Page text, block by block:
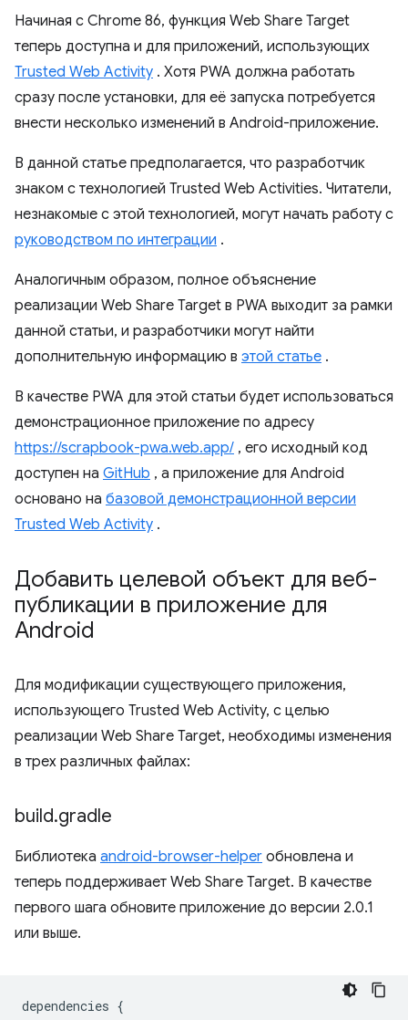
Начиная с Chrome 86, функция Web Share Target
теперь доступна и для приложений, использующих
Trusted Web Activity . Хотя PWA должна работать
сразу после установки, для её запуска потребуется
внести несколько изменений в Android-приложение.
В данной статье предполагается, что разработчик
знаком с технологией Trusted Web Activities. Читатели,
незнакомые с этой технологией, могут начать работу с
руководством по интеграции .
Аналогичным образом, полное объяснение
реализации Web Share Target в PWA выходит за рамки
данной статьи, и разработчики могут найти
дополнительную информацию в этой статье .
В качестве PWA для этой статьи будет использоваться
демонстрационное приложение по адресу
https://scrapbook-pwa.web.app/ , его исходный код
доступен на GitHub , а приложение для Android
основано на базовой демонстрационной версии
Trusted Web Activity .
Добавить целевой объект для веб-
публикации в приложение для
Android
Для модификации существующего приложения,
использующего Trusted Web Activity, с целью
реализации Web Share Target, необходимы изменения
в трех различных файлах:
build.gradle
Библиотека android-browser-helper обновлена ​​и
теперь поддерживает Web Share Target. В качестве
первого шага обновите приложение до версии 2.0.1
или выше.
dependencies {